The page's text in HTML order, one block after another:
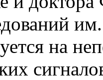
на